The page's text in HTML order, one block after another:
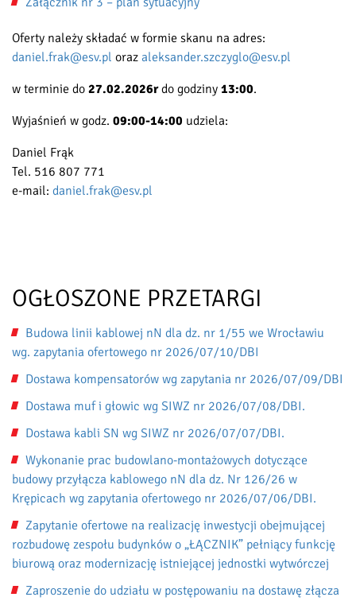
Oferty należy składać w formie skanu na adres:
daniel.frak@esv.pl oraz aleksander.szczyglo@esv.pl
w terminie do 27.02.2026rdo godziny 13:00.
Wyjaśnień w godz. 09:00-14:00 udziela:
Daniel Frąk
Tel. 516 807 771
e-mail: daniel.frak@esv.pl
OGŁOSZONE PRZETARGI
Budowa linii kablowej nN dla dz. nr 1/55 we Wrocławiu
wg. zapytania ofertowego nr 2026/07/10/DBI
Dostawa kompensatorów wg zapytania nr 2026/07/09/DBI
Dostawa muf i głowic wg SIWZ nr 2026/07/08/DBI.
Dostawa kabli SN wg SIWZ nr 2026/07/07/DBI.
Wykonanie prac budowlano-montażowych dotyczące
budowy przyłącza kablowego nN dla dz. Nr 126/26 w
Krępicach wg zapytania ofertowego nr 2026/07/06/DBI.
Zapytanie ofertowe na realizację inwestycji obejmującej
rozbudowę zespołu budynków o „ŁĄCZNIK” pełniący funkcję
biurową oraz modernizację istniejącej jednostki wytwórczej
Zaproszenie do udziału w postępowaniu na dostawę złącza